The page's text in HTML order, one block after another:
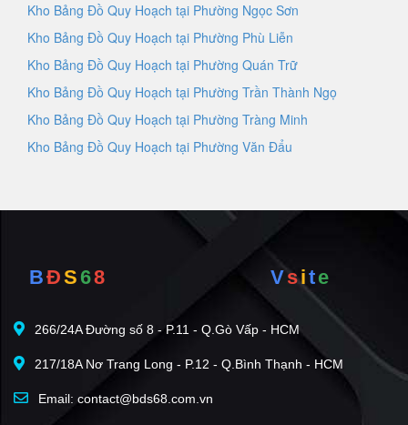
Kho Bảng Đồ Quy Hoạch tại Phường Ngọc Sơn
Kho Bảng Đồ Quy Hoạch tại Phường Phù Liễn
Kho Bảng Đồ Quy Hoạch tại Phường Quán Trữ
Kho Bảng Đồ Quy Hoạch tại Phường Trần Thành Ngọ
Kho Bảng Đồ Quy Hoạch tại Phường Tràng Minh
Kho Bảng Đồ Quy Hoạch tại Phường Văn Đẩu
BĐS68 Vsite
266/24A Đường số 8 - P.11 - Q.Gò Vấp - HCM
217/18A Nơ Trang Long - P.12 - Q.Bình Thạnh - HCM
Email: contact@bds68.com.vn